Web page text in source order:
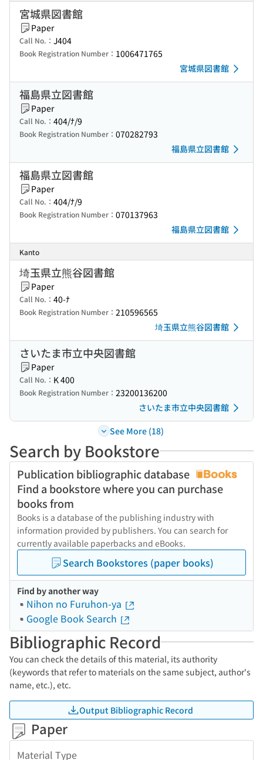
宮城県図書館
Paper
Call No.： J404
Book Registration Number： 1006471765
宮城県図書館
福島県立図書館
Paper
Call No.： 404/ﾅ/9
Book Registration Number： 070282793
福島県立図書館
福島県立図書館
Paper
Call No.： 404/ﾅ/9
Book Registration Number： 070137963
福島県立図書館
Kanto
埼玉県立熊谷図書館
Paper
Call No.： 40-ﾅ
Book Registration Number： 210596565
埼玉県立熊谷図書館
さいたま市立中央図書館
Paper
Call No.： K 400
Book Registration Number： 23200136200
さいたま市立中央図書館
See More (18)
Search by Bookstore
Publication bibliographic database
Find a bookstore where you can purchase
books from
Books is a database of the publishing industry with
information provided by publishers. You can search for
currently available paperbacks and eBooks.
Search Bookstores (paper books)
Find by another way
Nihon no Furuhon-ya
Google Book Search
Bibliographic Record
You can check the details of this material, its authority
(keywords that refer to materials on the same subject, author's
name, etc.), etc.
Output Bibliographic Record
Paper
Material Type